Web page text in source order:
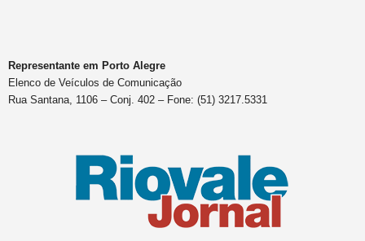
Representante em Porto Alegre
Elenco de Veículos de Comunicação
Rua Santana, 1106 – Conj. 402 – Fone: (51) 3217.5331